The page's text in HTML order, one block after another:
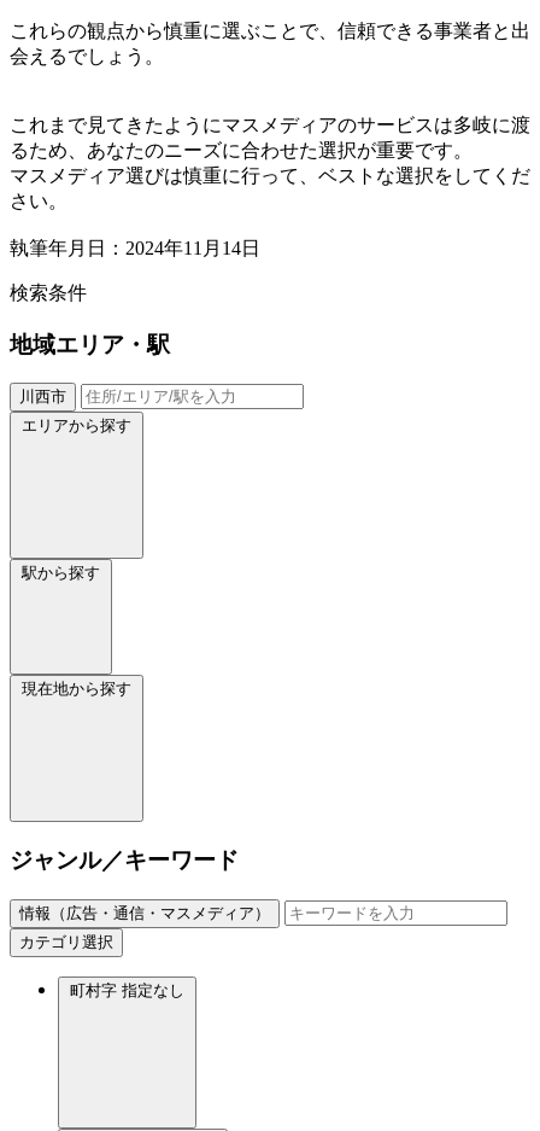
これらの観点から慎重に選ぶことで、信頼できる事業者と出
会えるでしょう。
これまで見てきたようにマスメディアのサービスは多岐に渡
るため、あなたのニーズに合わせた選択が重要です。
マスメディア選びは慎重に行って、ベストな選択をしてくだ
さい。
執筆年月日：2024年11月14日
検索条件
地域エリア・駅
川西市
エリアから探す
駅から探す
現在地から探す
ジャンル／キーワード
情報（広告・通信・マスメディア）
カテゴリ選択
町村字 指定なし